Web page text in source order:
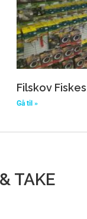
Filskov
Gå til »
TAKE